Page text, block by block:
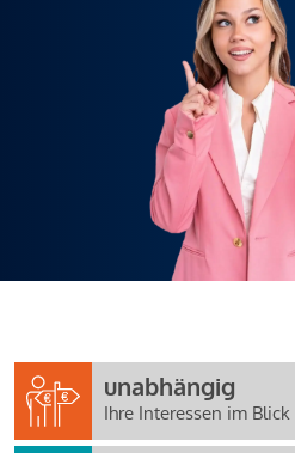
unabhängig
Ihre Interessen im Blick